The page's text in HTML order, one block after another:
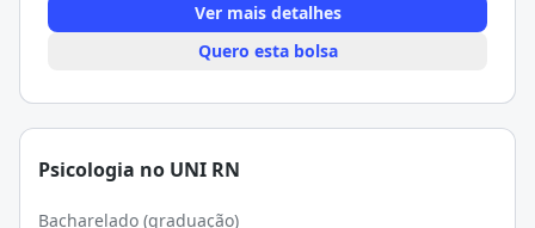
Ver mais detalhes
Quero esta bolsa
Psicologia no UNI RN
Bacharelado (graduação)